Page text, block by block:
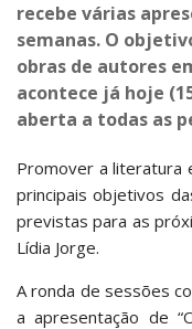
recebe várias
semanas. O
obras de autores
acontece já hoje
aberta a todas as
Promover a literatura
principais objetivos
previstas para as
Lídia Jorge.
A ronda de sessões
a apresentação de